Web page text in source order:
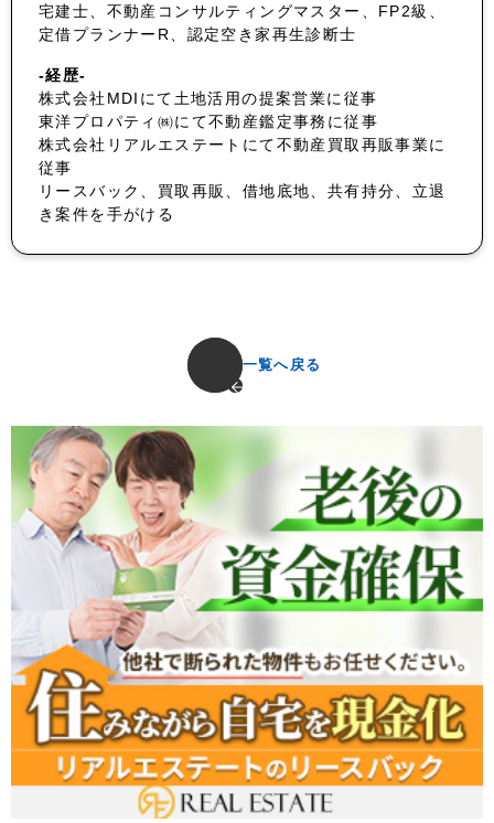
宅建士、不動産コンサルティングマスター、FP2級、
定借プランナーR、認定空き家再生診断士
-経歴-
株式会社MDIにて土地活用の提案営業に従事
東洋プロパティ㈱にて不動産鑑定事務に従事
株式会社リアルエステートにて不動産買取再販事業に
従事
リースバック、買取再販、借地底地、共有持分、立退
き案件を手がける
一覧へ戻る